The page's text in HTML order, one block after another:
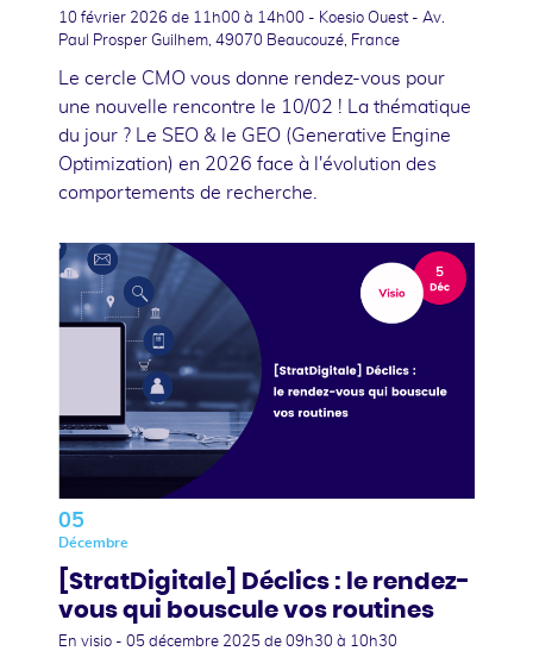
10 février 2026 de 11h00 à 14h00 - Koesio Ouest - Av.
Paul Prosper Guilhem, 49070 Beaucouzé, France
Le cercle CMO vous donne rendez-vous pour
une nouvelle rencontre le 10/02 ! La thématique
du jour ? Le SEO & le GEO (Generative Engine
Optimization) en 2026 face à l'évolution des
comportements de recherche.
05
Décembre
[StratDigitale] Déclics : le rendez-
vous qui bouscule vos routines
En visio - 05 décembre 2025 de 09h30 à 10h30